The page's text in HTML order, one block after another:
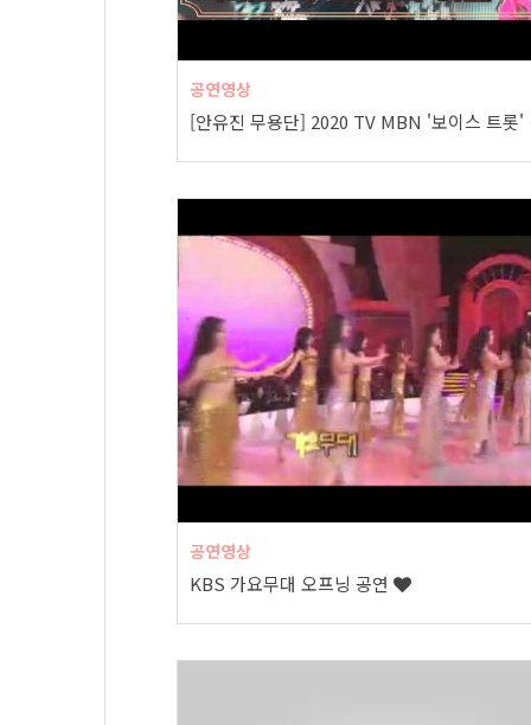
공연영상
[안유
공연영상
KBS 가요무대 오프닝 공연